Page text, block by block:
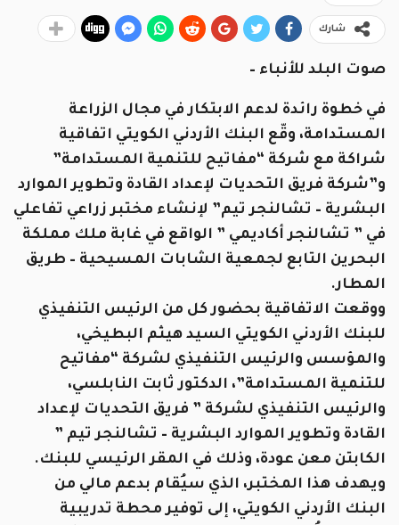
شارك
صوت البلد للأنباء –
في خطوة رائدة لدعم الابتكار في مجال الزراعة
المستدامة، وقّع البنك الأردني الكويتي اتفاقية
شراكة مع شركة “مفاتيح للتنمية المستدامة”
و”شركة فريق التحديات لإعداد القادة وتطوير الموارد
البشرية – تشالنجر تيم” لإنشاء مختبر زراعي تفاعلي
في ” تشالنجر أكاديمي ” الواقع في غابة ملك مملكة
البحرين التابع لجمعية الشابات المسيحية – طريق
المطار.
ووقعت الاتفاقية بحضور كل من الرئيس التنفيذي
للبنك الأردني الكويتي السيد هيثم البطيخي،
والمؤسس والرئيس التنفيذي لشركة “مفاتيح
للتنمية المستدامة”، الدكتور ثابت النابلسي،
والرئيس التنفيذي لشركة ” فريق التحديات لإعداد
القادة وتطوير الموارد البشرية – تشالنجر تيم ”
الكابتن معن عودة، وذلك في المقر الرئيسي للبنك.
ويهدف هذا المختبر، الذي سيُقام بدعم مالي من
البنك الأردني الكويتي، إلى توفير محطة تدريبية